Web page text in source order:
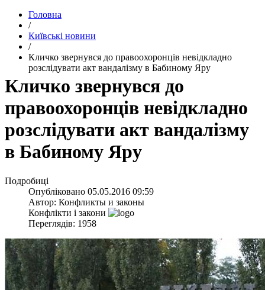
Головна
/
Київські новини
/
Кличко звернувся до правоохоронців невідкладно
розслідувати акт вандалізму в Бабиному Яру
Кличко звернувся до
правоохоронців невідкладно
розслідувати акт вандалізму
в Бабиному Яру
Подробиці
Опубліковано 05.05.2016 09:59
Автор: Конфликты и законы
Конфлікти і закони
Переглядів: 1958